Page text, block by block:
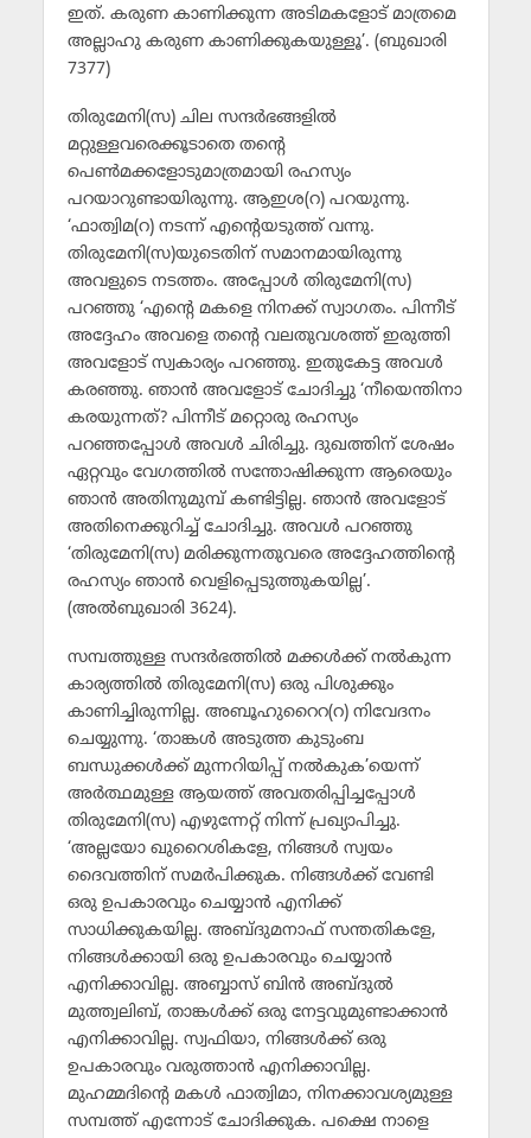
ഇത്. കരുണ കാണിക്കുന്ന അടിമകളോട് മാത്രമെ
അല്ലാഹു കരുണ കാണിക്കുകയുള്ളൂ’. (ബുഖാരി
7377)
തിരുമേനി(സ) ചില സന്ദര്‍ഭങ്ങളില്‍
മറ്റുള്ളവരെക്കൂടാതെ തന്റെ
പെണ്‍മക്കളോടുമാത്രമായി രഹസ്യം
പറയാറുണ്ടായിരുന്നു. ആഇശ(റ) പറയുന്നു.
‘ഫാത്വിമ(റ) നടന്ന് എന്റെയടുത്ത് വന്നു.
തിരുമേനി(സ)യുടെതിന് സമാനമായിരുന്നു
അവളുടെ നടത്തം. അപ്പോള്‍ തിരുമേനി(സ)
പറഞ്ഞു ‘എന്റെ മകളെ നിനക്ക് സ്വാഗതം. പിന്നീട്
അദ്ദേഹം അവളെ തന്റെ വലതുവശത്ത് ഇരുത്തി
അവളോട് സ്വകാര്യം പറഞ്ഞു. ഇതുകേട്ട അവള്‍
കരഞ്ഞു. ഞാന്‍ അവളോട് ചോദിച്ചു ‘നീയെന്തിനാ
കരയുന്നത്? പിന്നീട് മറ്റൊരു രഹസ്യം
പറഞ്ഞപ്പോള്‍ അവള്‍ ചിരിച്ചു. ദുഖത്തിന് ശേഷം
ഏറ്റവും വേഗത്തില്‍ സന്തോഷിക്കുന്ന ആരെയും
ഞാന്‍ അതിനുമുമ്പ് കണ്ടിട്ടില്ല. ഞാന്‍ അവളോട്
അതിനെക്കുറിച്ച് ചോദിച്ചു. അവള്‍ പറഞ്ഞു
‘തിരുമേനി(സ) മരിക്കുന്നതുവരെ അദ്ദേഹത്തിന്റെ
രഹസ്യം ഞാന്‍ വെളിപ്പെടുത്തുകയില്ല’.
(അല്‍ബുഖാരി 3624).
സമ്പത്തുള്ള സന്ദര്‍ഭത്തില്‍ മക്കള്‍ക്ക് നല്‍കുന്ന
കാര്യത്തില്‍ തിരുമേനി(സ) ഒരു പിശുക്കും
കാണിച്ചിരുന്നില്ല. അബൂഹുറൈറ(റ) നിവേദനം
ചെയ്യുന്നു. ‘താങ്കള്‍ അടുത്ത കുടുംബ
ബന്ധുക്കള്‍ക്ക് മുന്നറിയിപ്പ് നല്‍കുക’യെന്ന്
അര്‍ത്ഥമുള്ള ആയത്ത് അവതരിപ്പിച്ചപ്പോള്‍
തിരുമേനി(സ) എഴുന്നേറ്റ് നിന്ന് പ്രഖ്യാപിച്ചു.
‘അല്ലയോ ഖുറൈശികളേ, നിങ്ങള്‍ സ്വയം
ദൈവത്തിന് സമര്‍പിക്കുക. നിങ്ങള്‍ക്ക് വേണ്ടി
ഒരു ഉപകാരവും ചെയ്യാന്‍ എനിക്ക്
സാധിക്കുകയില്ല. അബ്ദുമനാഫ് സന്തതികളേ,
നിങ്ങള്‍ക്കായി ഒരു ഉപകാരവും ചെയ്യാന്‍
എനിക്കാവില്ല. അബ്ബാസ് ബിന്‍ അബ്ദുല്‍
മുത്ത്വലിബ്, താങ്കള്‍ക്ക് ഒരു നേട്ടവുമുണ്ടാക്കാന്‍
എനിക്കാവില്ല. സ്വഫിയാ, നിങ്ങള്‍ക്ക് ഒരു
ഉപകാരവും വരുത്താന്‍ എനിക്കാവില്ല.
മുഹമ്മദിന്റെ മകള്‍ ഫാത്വിമാ, നിനക്കാവശ്യമുള്ള
സമ്പത്ത് എന്നോട് ചോദിക്കുക. പക്ഷെ നാളെ